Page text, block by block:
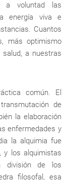
a voluntad las
energía viva e
Cuantos
más optimismo
a nuestras
común. El
de
la elaboración
enfermedades y
la alquimia fue
y los alquimistas
división de los
filosofal, esa